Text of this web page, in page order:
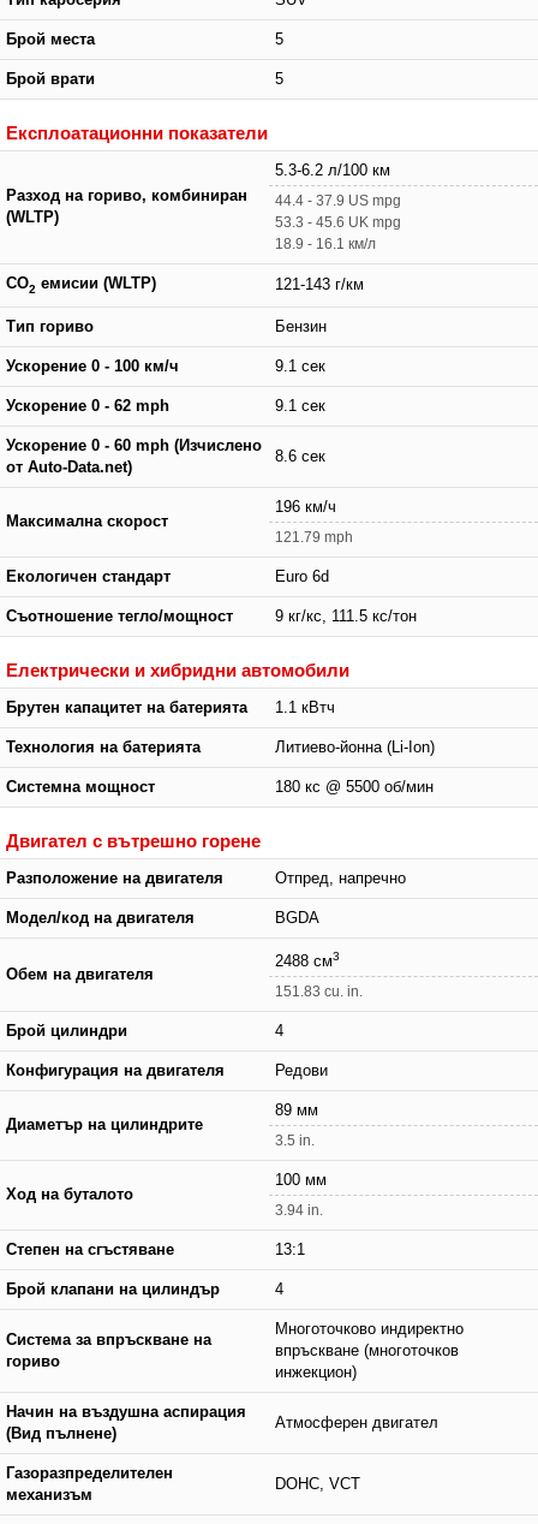
Брой места 5
Брой врати 5
Експлоатационни показатели
Разход на гориво, комбиниран
(WLTP)
5.3-6.2 л/100 км
44.4 - 37.9 US mpg
53.3 - 45.6 UK mpg
18.9 - 16.1 км/л
CO2 емисии (WLTP) 121-143 г/км
Тип гориво Бензин
Ускорение 0 - 100 км/ч 9.1 сек
Ускорение 0 - 62 mph 9.1 сек
Ускорение 0 - 60 mph (Изчислено
от Auto-Data.net)
8.6 сек
Максимална скорост
196 км/ч
121.79 mph
Екологичен стандарт Euro 6d
Съотношение тегло/мощност 9 кг/кс, 111.5 кс/тон
Електрически и хибридни автомобили
Брутен капацитет на батерията 1.1 кВтч
Технология на батерията Литиево-йонна (Li-Ion)
Системна мощност 180 кс @ 5500 об/мин
Двигател с вътрешно горене
Разположение на двигателя Отпред, напречно
Модел/код на двигателя BGDA
Обем на двигателя
2488 см3
151.83 cu. in.
Брой цилиндри 4
Конфигурация на двигателя Редови
Диаметър на цилиндрите
89 мм
3.5 in.
Ход на буталото
100 мм
3.94 in.
Степен на сгъстяване 13:1
Брой клапани на цилиндър 4
Система за впръскване на
гориво
Многоточково индиректно
впръскване (многоточков
инжекцион)
Начин на въздушна аспирация
(Вид пълнене)
Атмосферен двигател
Газоразпределителен
механизъм
DOHC, VCT